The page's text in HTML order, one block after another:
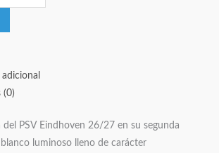
(0)
del PSV Eindhoven 26/27 en su segunda
luminoso lleno de carácter